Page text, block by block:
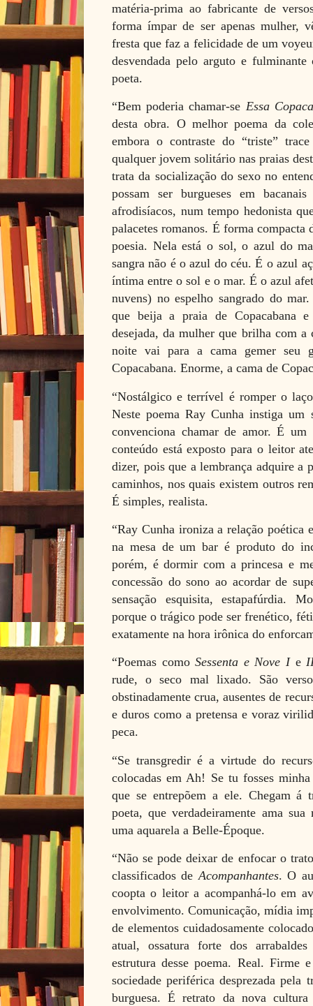
matéria-prima ao fabricante de
forma ímpar de ser apenas mulher,
fresta que faz a felicidade de um
desvendada pelo arguto e
poeta.
“Bem poderia chamar-se Essa
desta obra. O melhor poema da
embora o contraste do “triste”
qualquer jovem solitário nas praias
trata da socialização do sexo no
possam ser burgueses em
afrodisíacos, num tempo hedonista
palacetes romanos. É forma
poesia. Nela está o sol, o azul do
sangra não é o azul do céu. É o azul
íntima entre o sol e o mar. É o azul
nuvens) no espelho sangrado do
que beija a praia de Copacabana
desejada, da mulher que brilha com
noite vai para a cama gemer seu
Copacabana. Enorme, a cama de
“Nostálgico e terrível é romper o
Neste poema Ray Cunha instiga um
convenciona chamar de amor. É
conteúdo está exposto para o leitor
dizer, pois que a lembrança adquire a
caminhos, nos quais existem outros
É simples, realista.
“Ray Cunha ironiza a relação poética
na mesa de um bar é produto do
porém, é dormir com a princesa e
concessão do sono ao acordar de
sensação esquisita, estapafúrdia.
porque o trágico pode ser frenético,
exatamente na hora irônica do
“Poemas comoSessenta e Nove Ie
rude, o seco mal lixado. São
obstinadamente crua, ausentes de
e duros como a pretensa e voraz
peca.
“Se transgredir é a virtude do
colocadas em Ah! Se tu fosses
que se entrepõem a ele. Chegam á
poeta, que verdadeiramente ama
uma aquarela a Belle-Époque.
“Não se pode deixar de enfocar o
classificados deAcompanhantes. O
coopta o leitor a acompanhá-lo em
envolvimento. Comunicação, mídia
de elementos cuidadosamente
atual, ossatura forte dos
estrutura desse poema. Real. Firme
sociedade periférica desprezada pela
burguesa. É retrato da nova cultura